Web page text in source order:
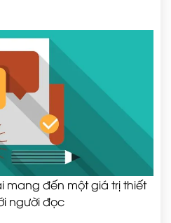
mang đến một giá trị thiết
người đọc